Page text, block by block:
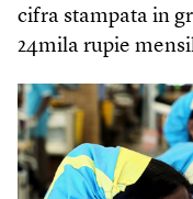
cifra stampata in
24mila rupie